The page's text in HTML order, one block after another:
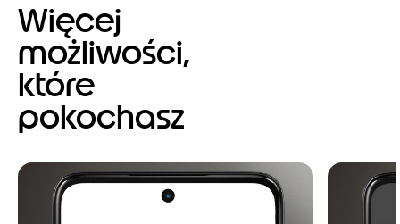
Więcej
możliwości,
które
pokochasz